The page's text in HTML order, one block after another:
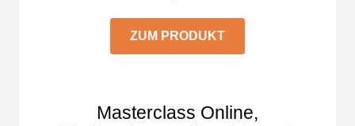
ZUM PRODUKT
Masterclass Online,